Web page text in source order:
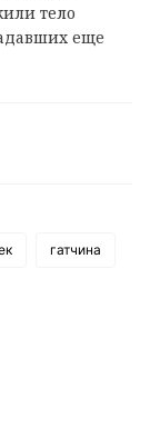
тело
еще
гатчина